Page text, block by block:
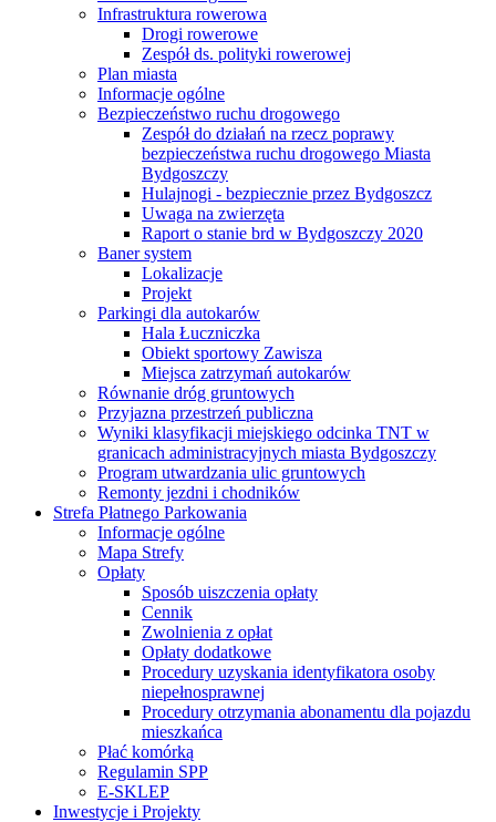
Infrastruktura rowerowa
Drogi rowerowe
Zespół ds. polityki rowerowej
Plan miasta
Informacje ogólne
Bezpieczeństwo ruchu drogowego
Zespół do działań na rzecz poprawy
bezpieczeństwa ruchu drogowego Miasta
Bydgoszczy
Hulajnogi - bezpiecznie przez Bydgoszcz
Uwaga na zwierzęta
Raport o stanie brd w Bydgoszczy 2020
Baner system
Lokalizacje
Projekt
Parkingi dla autokarów
Hala Łuczniczka
Obiekt sportowy Zawisza
Miejsca zatrzymań autokarów
Równanie dróg gruntowych
Przyjazna przestrzeń publiczna
Wyniki klasyfikacji miejskiego odcinka TNT w
granicach administracyjnych miasta Bydgoszczy
Program utwardzania ulic gruntowych
Remonty jezdni i chodników
Strefa Płatnego Parkowania
Informacje ogólne
Mapa Strefy
Opłaty
Sposób uiszczenia opłaty
Cennik
Zwolnienia z opłat
Opłaty dodatkowe
Procedury uzyskania identyfikatora osoby
niepełnosprawnej
Procedury otrzymania abonamentu dla pojazdu
mieszkańca
Płać komórką
Regulamin SPP
E-SKLEP
Inwestycje i Projekty